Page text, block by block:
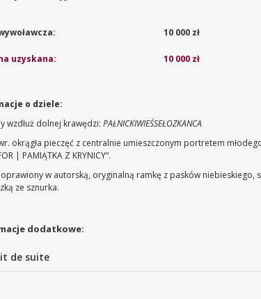
10 000 zł
uzyskana: 10 000 zł
o dziele:
wzdłuż dolnej krawędzi:PAŁNICKIWIEŚSEŁOZKANCA
okrągła pieczęć z centralnie umieszczonym portretem
| PAMIĄTKA Z KRYNICY“.
w autorską, oryginalną ramkę z pasków niebieskiego,
ze sznurka.
dodatkowe:
de suite